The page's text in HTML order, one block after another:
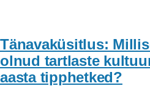
Tänavaküsitlus:
olnud tartlaste
aasta tipphetked?